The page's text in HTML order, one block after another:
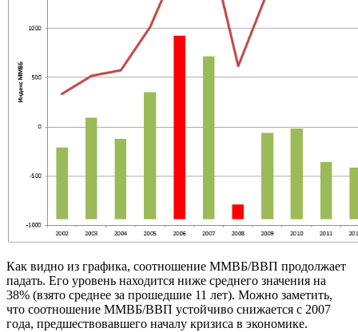
Как видно из графика, соотношение ММВБ/ВВП продолжает
падать. Его уровень находится ниже среднего значения на
38% (взято среднее за прошедшие 11 лет). Можно заметить,
что соотношение ММВБ/ВВП устойчиво снижается с 2007
года, предшествовавшего началу кризиса в экономике.